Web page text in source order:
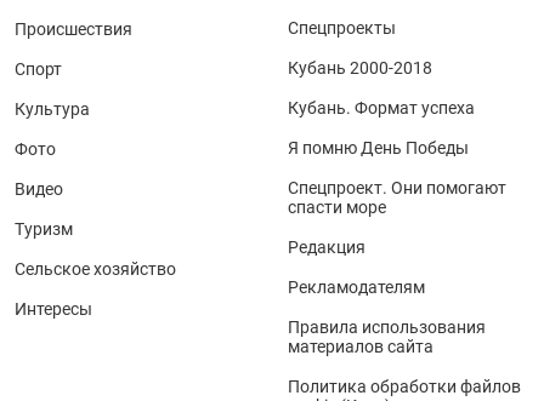
Происшествия
Спорт
Культура
Фото
Видео
Туризм
Сельское хозяйство
Интересы
Спецпроекты
Кубань 2000-2018
Кубань. Формат успеха
Я помню День Победы
Спецпроект. Они помогают
спасти море
Редакция
Рекламодателям
Правила использования
материалов сайта
Политика обработки файлов